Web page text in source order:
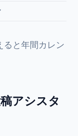
と年間カレン
アシスタ